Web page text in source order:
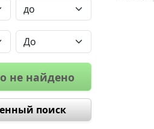
не найдено
поиск